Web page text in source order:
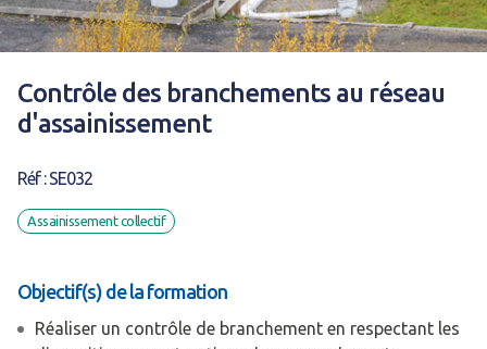
Contrôle des branchements au réseau
d'assainissement
Réf : SE032
Assainissement collectif
Objectif(s) de la formation
Réaliser un contrôle de branchement en respectant les